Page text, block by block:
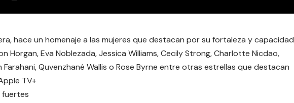
hace un homenaje a las mujeres que destacan por su fortaleza y capacidad
Horgan, Eva Noblezada, Jessica Williams, Cecily Strong, Charlotte Nicdao,
Farahani,Quvenzhané Wallis o Rose Byrne entre otras estrellas que destacan
TV+
fuertes